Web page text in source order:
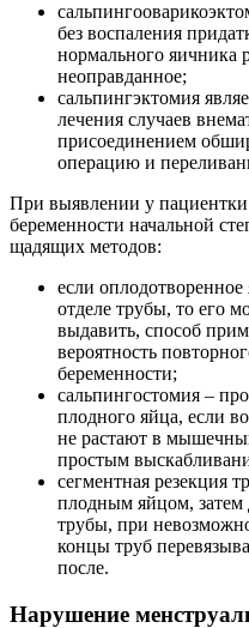
без воспаления
нормального яичника
неоправданное;
сальпингэктомия
лечения случаев
присоединением
операцию и
При выявлении у
беременности начальной
щадящих методов:
если
отделе трубы, то его
выдавить, способ
вероятность
беременности;
сальпингостомия –
плодного яйца, если
не растают в
простым
сегментная резекция
плодным яйцом, затем
трубы, при
концы труб
после.
Нарушение